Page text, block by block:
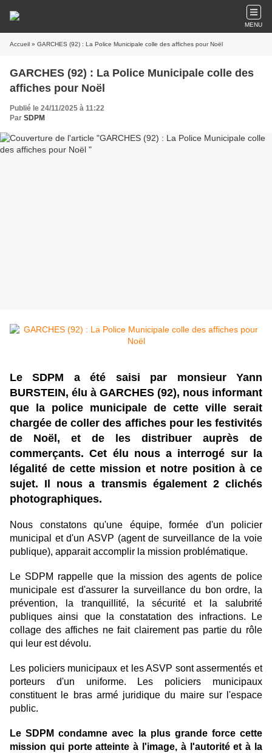
MENU
Accueil » GARCHES (92) : La Police Municipale colle des affiches pour Noël
GARCHES (92) : La Police Municipale colle des
affiches pour Noël
Publié le 24/11/2025 à 11:22
Par SDPM
Le SDPM a été saisi par monsieur Yann
BURSTEIN, élu à GARCHES (92), nous informant
que la police municipale de cette ville serait
chargée de coller des affiches pour les festivités
de Noël, et de les distribuer auprès de
commerçants. Cet élu nous a interrogé sur la
légalité de cette mission et notre position à ce
sujet. Il nous a transmis également 2 clichés
photographiques.
Nous constatons qu'une équipe, formée d'un policier
municipal et d'un ASVP (agent de surveillance de la voie
publique), apparait accomplir la mission problématique.
Le SDPM rappelle que la mission des agents de police
municipale est d'assurer la surveillance du bon ordre, la
prévention, la tranquillité, la sécurité et la salubrité
publiques ainsi que la constatation des infractions. Le
collage des affiches ne fait clairement pas partie du rôle
qui leur est dévolu.
Les policiers municipaux et les ASVP sont assermentés et
porteurs d'un uniforme. Les policiers municipaux
constituent le bras armé juridique du maire sur l'espace
public.
Le SDPM condamne avec la plus grande force cette
mission qui porte atteinte à l'image, à l'autorité et à la